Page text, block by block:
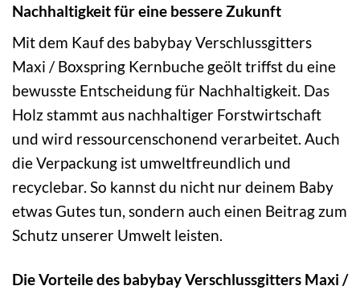
Nachhaltigkeit für eine bessere Zukunft
Mit dem Kauf des babybay Verschlussgitters
Maxi / Boxspring Kernbuche geölt triffst du eine
bewusste Entscheidung für Nachhaltigkeit. Das
Holz stammt aus nachhaltiger Forstwirtschaft
und wird ressourcenschonend verarbeitet. Auch
die Verpackung ist umweltfreundlich und
recyclebar. So kannst du nicht nur deinem Baby
etwas Gutes tun, sondern auch einen Beitrag zum
Schutz unserer Umwelt leisten.
Die Vorteile des babybay Verschlussgitters Maxi /